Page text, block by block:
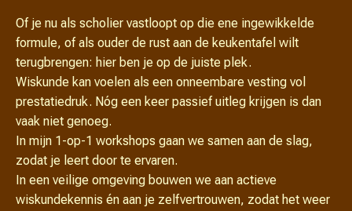
Of je nu als scholier vastloopt op die ene ingewikkelde
formule, of als ouder de rust aan de keukentafel wilt
terugbrengen: hier ben je op de juiste plek.
Wiskunde kan voelen als een onneembare vesting vol
prestatiedruk. Nóg een keer passief uitleg krijgen is dan
vaak niet genoeg.
In mijn 1-op-1 workshops gaan we samen aan de slag,
zodat je leert door te ervaren.
In een veilige omgeving bouwen we aan actieve
wiskundekennis én aan je zelfvertrouwen, zodat het weer